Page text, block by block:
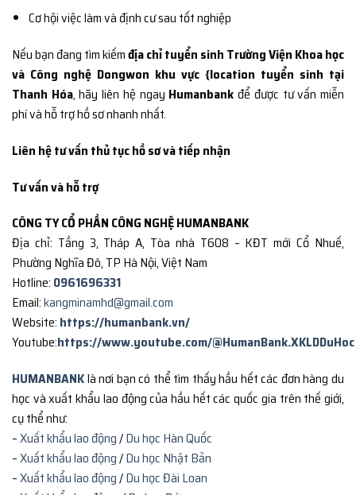
Cơ hội việc làm và định cư sau tốt nghiệp
Nếu bạn đang tìm kiếmđịa chỉ tuyển sinh Trường Viện Khoa học
và Công nghệ Dongwon khu vực {location tuyển sinh tại
Thanh Hóa, hãy liên hệ ngay Humanbank để được tư vấn miễn
phí và hỗ trợ hồ sơ nhanh nhất.
Liên hệ tư vấn thủ tục hồ sơ và tiếp nhận
Tư vấn và hỗ trợ
CÔNG TY CỔ PHẦN CÔNG NGHỆ HUMANBANK
Địa chỉ: Tầng 3, Tháp A, Tòa nhà T608 – KĐT mới Cổ Nhuế,
Phường Nghĩa Đô, TP Hà Nội, Việt Nam
Hotline: 0961696331
Email:kangminamhd@gmail.com
Website: https://humanbank.vn/
Youtube:https://www.youtube.com/@HumanBank.XKLDDuHoc
HUMANBANKlà nơi bạn có thể tìm thấy hầu hết các đơn hàng du
học và xuất khẩu lao động của hầu hết các quốc gia trên thế giới,
cụ thể như:
–Xuất khẩu lao động/Du học Hàn Quốc
–Xuất khẩu lao động/Du học Nhật Bản
–Xuất khẩu lao động/Du học Đài Loan